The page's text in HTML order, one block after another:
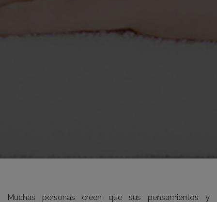
Muchas personas creen que sus pensamientos y